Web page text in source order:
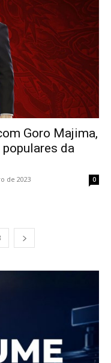
Goro Majima,
da
de 2023 0